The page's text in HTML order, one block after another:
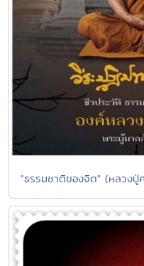
"ธรรมชาติของจิต" (หลวงปู่